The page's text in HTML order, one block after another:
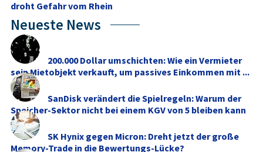
droht Gefahr vom Rhein
Neueste News
200.000 Dollar umschichten: Wie ein Vermieter
sein Mietobjekt verkauft, um passives Einkommen mit ...
SanDisk verändert die Spielregeln: Warum der
Speicher-Sektor nicht bei einem KGV von 5 bleiben kann
SK Hynix gegen Micron: Dreht jetzt der große
Memory‑Trade in die Bewertungs-Lücke?